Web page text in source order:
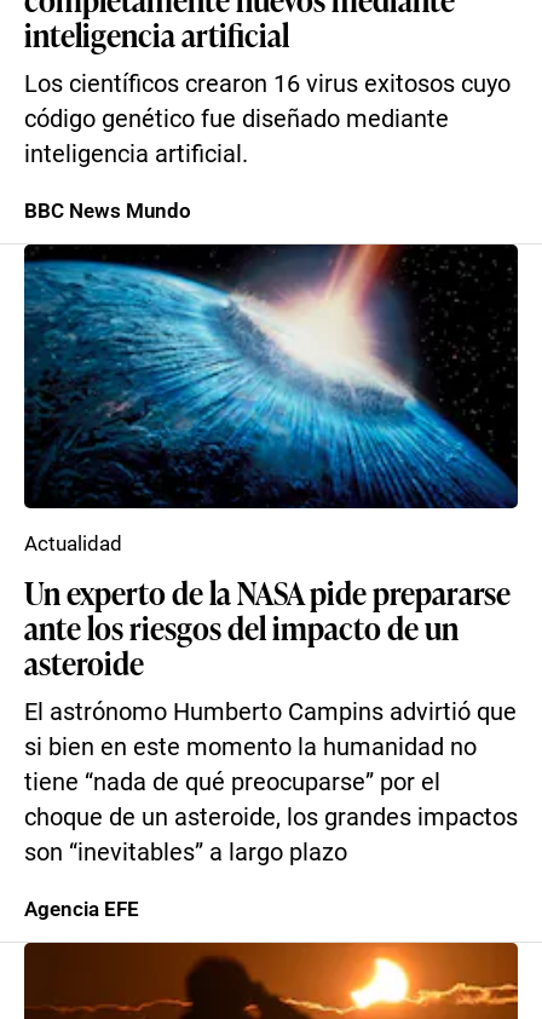
inteligencia artificial
Los científicos crearon 16 virus exitosos cuyo
código genético fue diseñado mediante
inteligencia artificial.
BBC News Mundo
Un experto de la NASA pide prepararse
ante los riesgos del impacto de un
asteroide
El astrónomo Humberto Campins advirtió que
si bien en este momento la humanidad no
tiene “nada de qué preocuparse” por el
choque de un asteroide, los grandes impactos
son “inevitables” a largo plazo
Actualidad
Agencia EFE